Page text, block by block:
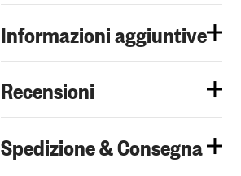
Informazioni aggiuntive
Recensioni
Spedizione & Consegna